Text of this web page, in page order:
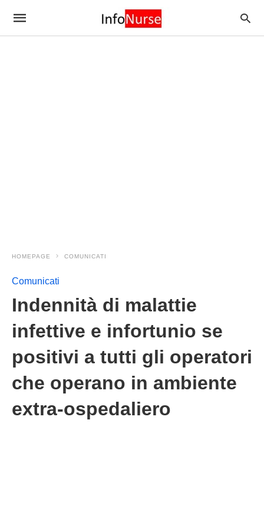
HOMEPAGE COMUNICATI
Comunicati
Indennità di malattie
infettive e infortunio se
positivi a tutti gli operatori
che operano in ambiente
extra-ospedaliero